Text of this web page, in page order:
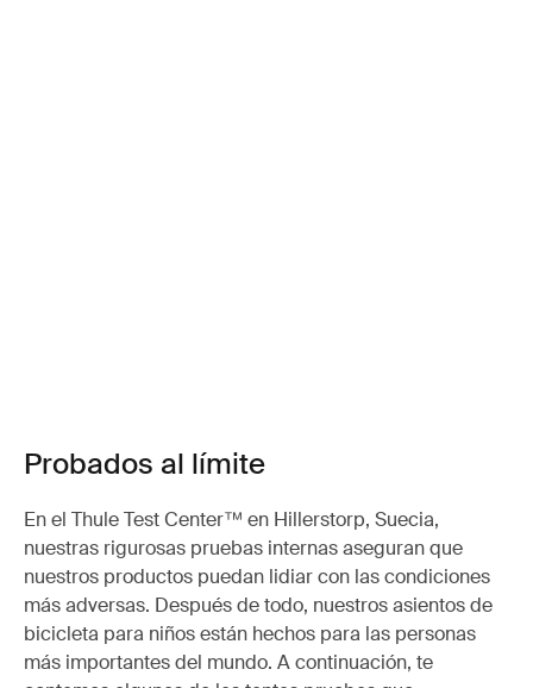
Probados al límite
En el Thule Test Center™ en Hillerstorp, Suecia,
nuestras rigurosas pruebas internas aseguran que
nuestros productos puedan lidiar con las condiciones
más adversas. Después de todo, nuestros asientos de
bicicleta para niños están hechos para las personas
más importantes del mundo. A continuación, te